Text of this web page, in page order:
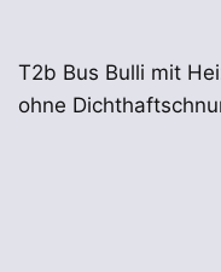
T2b Bus Bulli mit
ohne